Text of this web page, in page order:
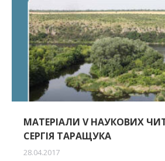
МАТЕРІАЛИ V НАУКОВИХ
СЕРГІЯ ТАРАЩУКА
28.04.2017